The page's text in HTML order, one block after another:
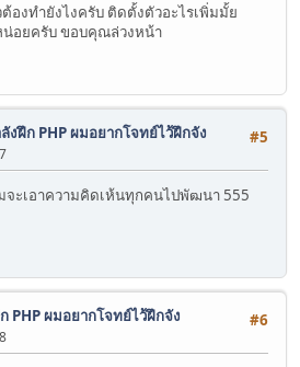
องทำยังไงครับ ติดตั้งตัวอะไรเพิ่มมั้ย
น่อยครับ ขอบคุณล่วงหน้า
#5
งฝึก PHP ผมอยากโจทย์ไว้ฝึกจัง
ะเอาความคิดเห้นทุกคนไปพัฒนา 555
#6
PHP ผมอยากโจทย์ไว้ฝึกจัง